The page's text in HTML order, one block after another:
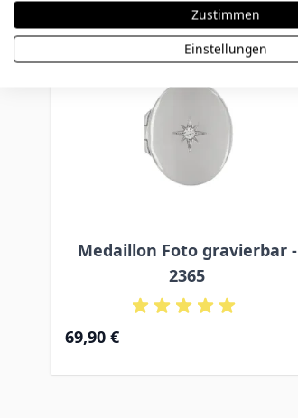
Medaillon Foto gravierbar -
2365
69,90 €
Zustimmen
Einstellungen